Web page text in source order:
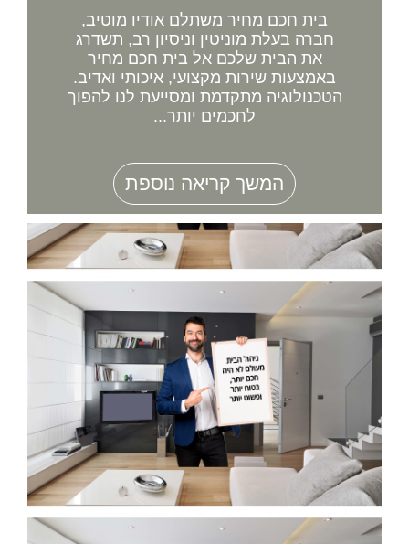
בית חכם מחיר משתלם אודיו מוטיב,
חברה בעלת מוניטין וניסיון רב, תשדרג
את הבית שלכם אל בית חכם מחיר
באמצעות שירות מקצועי, איכותי ואדיב.
הטכנולוגיה מתקדמת ומסייעת לנו להפוך
לחכמים יותר...
המשך קריאה נוספת